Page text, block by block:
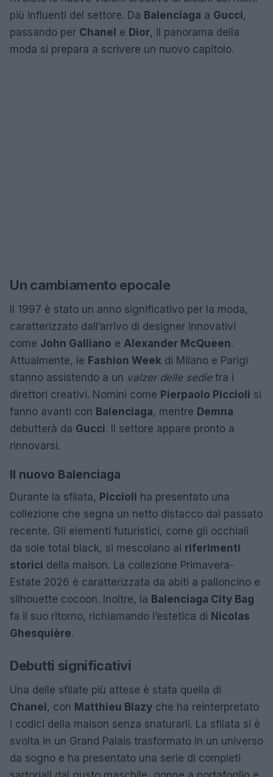
più influenti del settore. Da Balenciaga a Gucci,
passando per Chanel e Dior, il panorama della
moda si prepara a scrivere un nuovo capitolo.
Un cambiamento epocale
Il 1997 è stato un anno significativo per la moda,
caratterizzato dall’arrivo di designer innovativi
come John Galliano e Alexander McQueen.
Attualmente, le Fashion Week di Milano e Parigi
stanno assistendo a un valzer delle sedietra i
direttori creativi. Nomini come Pierpaolo Piccioli si
fanno avanti con Balenciaga, mentre Demna
debutterà da Gucci. Il settore appare pronto a
rinnovarsi.
Il nuovo Balenciaga
Durante la sfilata, Piccioli ha presentato una
collezione che segna un netto distacco dal passato
recente. Gli elementi futuristici, come gli occhiali
da sole total black, si mescolano ai riferimenti
storici della maison. La collezione Primavera-
Estate 2026 è caratterizzata da abiti a palloncino e
silhouette cocoon. Inoltre, la Balenciaga City Bag
fa il suo ritorno, richiamando l’estetica di Nicolas
Ghesquière.
Debutti significativi
Una delle sfilate più attese è stata quella di
Chanel, con Matthieu Blazy che ha reinterpretato
i codici della maison senza snaturarli. La sfilata si è
svolta in un Grand Palais trasformato in un universo
da sogno e ha presentato una serie di completi